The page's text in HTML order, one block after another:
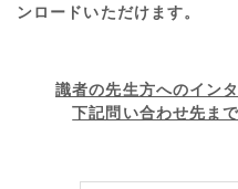
ンロードいただけます。
識者の先生方へのイン
下記問い合わせ先ま